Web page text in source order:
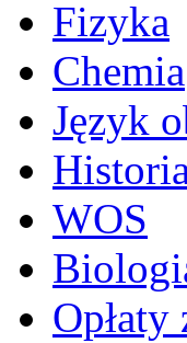
Fizyka
Chemia
Język
WOS
Opłaty